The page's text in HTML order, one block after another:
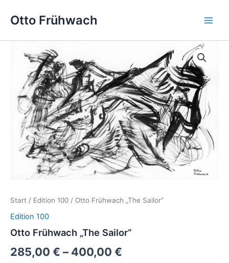
InhaltOtto Frühwach
Start / Edition 100 / Otto Frühwach „The Sailor“
Edition 100
Otto Frühwach „The Sailor“
285,00 € – 400,00 €
Frühwach
Sailor"
Menge